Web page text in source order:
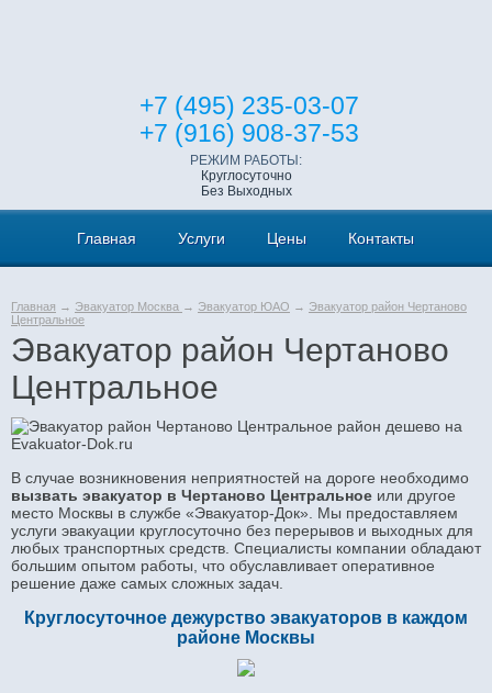
+7 (495) 235-03-07
+7 (916) 908-37-53
РЕЖИМ РАБОТЫ:
Круглосуточно
Без Выходных
Главная Услуги Цены Контакты
Главная → Эвакуатор Москва → Эвакуатор ЮАО → Эвакуатор район Чертаново
Центральное
Эвакуатор район Чертаново
Центральное
В случае возникновения неприятностей на дороге необходимо
вызвать эвакуатор в Чертаново Центральное или другое
место Москвы в службе «Эвакуатор-Док». Мы предоставляем
услуги эвакуации круглосуточно без перерывов и выходных для
любых транспортных средств. Специалисты компании обладают
большим опытом работы, что обуславливает оперативное
решение даже самых сложных задач.
Круглосуточное дежурство эвакуаторов в каждом
районе Москвы